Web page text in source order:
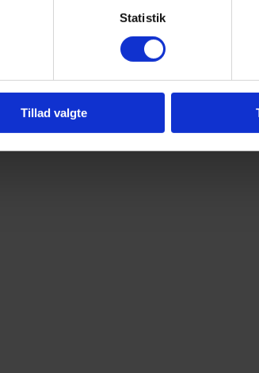
Statistik
Tillad valgte